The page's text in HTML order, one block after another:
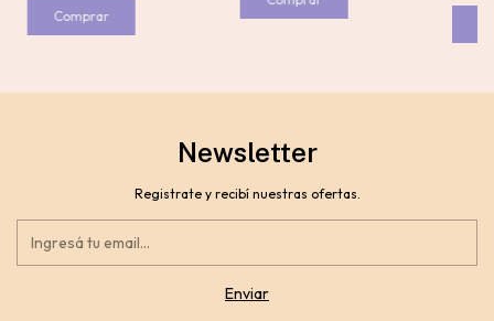
Comprar
Newsletter
Registrate y recibí nuestras ofertas.